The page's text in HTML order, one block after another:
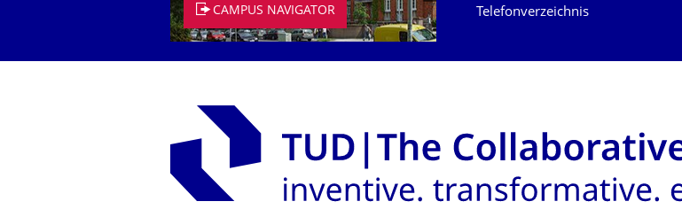
CAMPUS NAVIGATOR Telefonverzeichnis